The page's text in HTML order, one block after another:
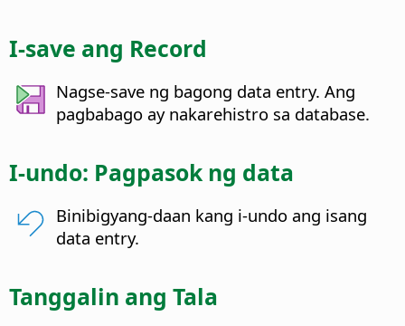
I-save ang Record
Nagse-save ng bagong data entry. Ang
pagbabago ay nakarehistro sa database.
I-undo: Pagpasok ng data
Binibigyang-daan kang i-undo ang isang
data entry.
Tanggalin ang Tala